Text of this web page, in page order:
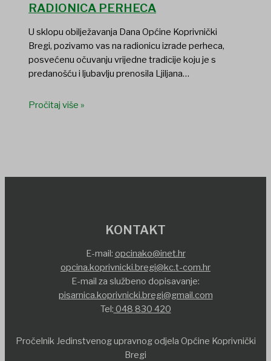
RADIONICA PERHECA
U sklopu obilježavanja Dana Općine Koprivnički
Bregi, pozivamo vas na radionicu izrade perheca,
posvećenu očuvanju vrijedne tradicije koju je s
predanošću i ljubavlju prenosila Ljiljana…
Pročitaj više »
KONTAKT
E-mail: opcinako@inet.hr
opcina.koprivnicki.bregi@kc.t-com.hr
E-mail za službeno dopisavanje:
pisarnica.koprivnicki.bregi@gmail.com
Tel: 048 830 420
Pročelnik Jedinstvenog upravnog odjela Općine Koprivnički
Bregi